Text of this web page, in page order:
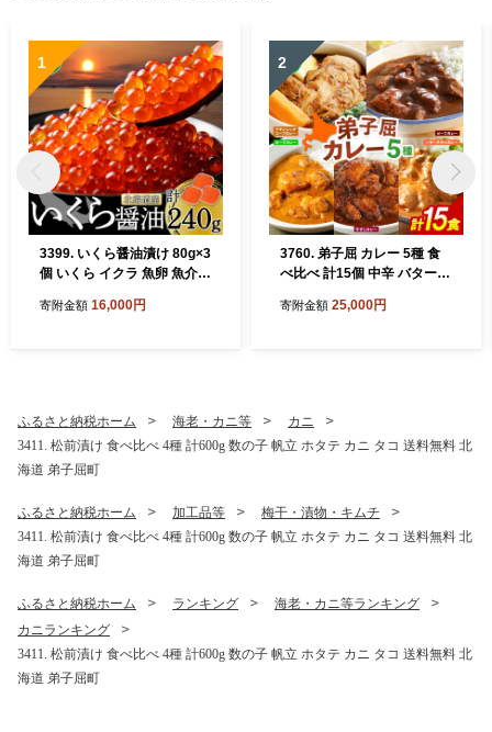
1
3399. いくら醤油漬け 80g×3
個 いくら イクラ 魚卵 魚介
町
寄附金額 16,000円
2
3760. 弟子屈 カレー 5種 食
べ比べ 計15個 中辛 バターチ
ーフカレー ポークカレー 牛
寄附金額 25,000円
ふるさと納税ホーム 海老・カニ等
カニ
3411. 松前漬け 食べ比べ 4種 計600g 数の子 帆立 ホタテ カニ タコ 送料無料 北
海道 弟子屈町
ふるさと納税ホーム 加工品等
梅干・漬物・キムチ
3411. 松前漬け 食べ比べ 4種 計600g 数の子 帆立 ホタテ カニ タコ 送料無料 北
海道 弟子屈町
ふるさと納税ホーム ランキング
海老・カニ等ランキング
カニランキング
3411. 松前漬け 食べ比べ 4種 計600g 数の子 帆立 ホタテ カニ タコ 送料無料 北
海道 弟子屈町